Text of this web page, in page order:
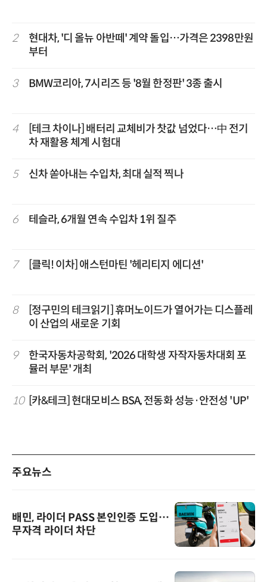
2
현대차, '디 올뉴 아반떼' 계약 돌입…가격은 2398만원
부터
3 BMW코리아, 7시리즈 등 '8월 한정판' 3종 출시
4
[테크 차이나] 배터리 교체비가 찻값 넘었다…中 전기
차 재활용 체계 시험대
5 신차 쏟아내는 수입차, 최대 실적 찍나
6 테슬라, 6개월 연속 수입차 1위 질주
7 [클릭! 이차] 애스턴마틴 '헤리티지 에디션'
8
[정구민의 테크읽기] 휴머노이드가 열어가는 디스플레
이 산업의 새로운 기회
9
한국자동차공학회, '2026 대학생 자작자동차대회 포
뮬러 부문' 개최
10 [카&테크] 현대모비스 BSA, 전동화 성능·안전성 'UP'
주요뉴스
배민, 라이더 PASS 본인인증 도입…
무자격 라이더 차단